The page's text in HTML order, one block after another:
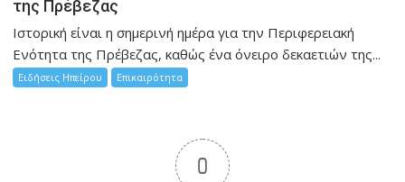
της Πρέβεζας
Ιστορική είναι η σημερινή ημέρα για την Περιφερειακή
Ενότητα της Πρέβεζας, καθώς ένα όνειρο δεκαετιών της...
Ειδήσεις Ηπείρου Επικαιρότητα
0